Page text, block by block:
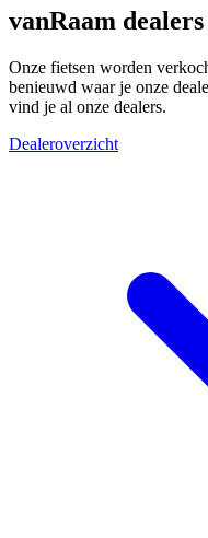
vanRaam dealers
Onze fietsen worden
benieuwd waar je onze
vind je al onze dealers.
Dealeroverzicht